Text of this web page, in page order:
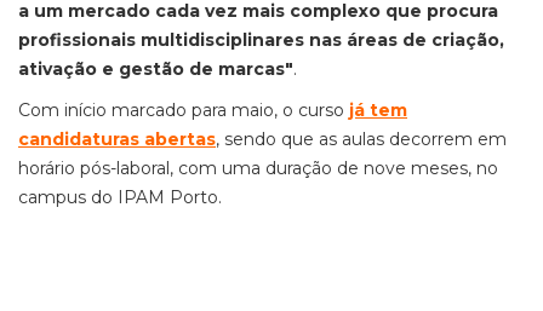
a um mercado cada vez mais complexo que procura
profissionais multidisciplinares nas áreas de criação,
ativação e gestão de marcas".
Com início marcado para maio, o curso já tem
candidaturas abertas, sendo que as aulas decorrem em
horário pós-laboral, com uma duração de nove meses, no
campus do IPAM Porto.